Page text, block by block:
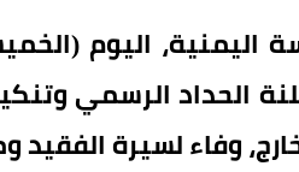
اليمنية، اليوم
الحداد الرسمي
وفاء لسيرة الفقيد